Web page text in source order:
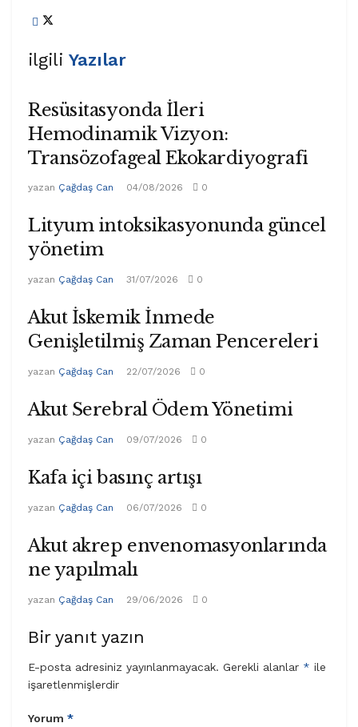
ilgili Yazılar
Resüsitasyonda İleri
Hemodinamik Vizyon:
Transözofageal Ekokardiyografi
yazan Çağdaş Can 04/08/2026 0
Lityum intoksikasyonunda güncel
yönetim
yazan Çağdaş Can 31/07/2026 0
Akut İskemik İnmede
Genişletilmiş Zaman Pencereleri
yazan Çağdaş Can 22/07/2026 0
Akut Serebral Ödem Yönetimi
yazan Çağdaş Can 09/07/2026 0
Kafa içi basınç artışı
yazan Çağdaş Can 06/07/2026 0
Akut akrep envenomasyonlarında
ne yapılmalı
yazan Çağdaş Can 29/06/2026 0
Bir yanıt yazın
E-posta adresiniz yayınlanmayacak. Gerekli alanlar * ile
işaretlenmişlerdir
Yorum *